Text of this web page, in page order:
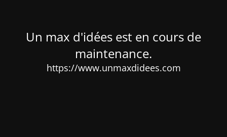
Un max d'idées est en cours de
maintenance.
https://www.unmaxdidees.com